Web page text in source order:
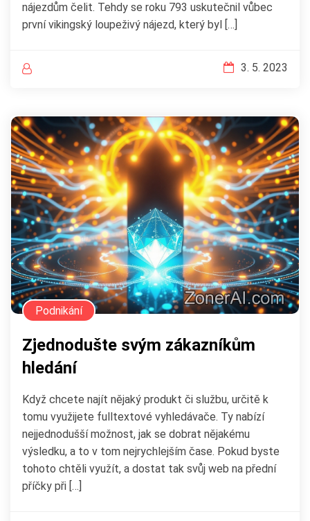
nájezdům čelit. Tehdy se roku 793 uskutečnil vůbec
první vikingský loupeživý nájezd, který byl […]
3. 5. 2023
Podnikání
Zjednodušte svým zákazníkům
hledání
Když chcete najít nějaký produkt či službu, určitě k
tomu využijete fulltextové vyhledávače. Ty nabízí
nejjednodušší možnost, jak se dobrat nějakému
výsledku, a to v tom nejrychlejším čase. Pokud byste
tohoto chtěli využít, a dostat tak svůj web na přední
příčky při […]